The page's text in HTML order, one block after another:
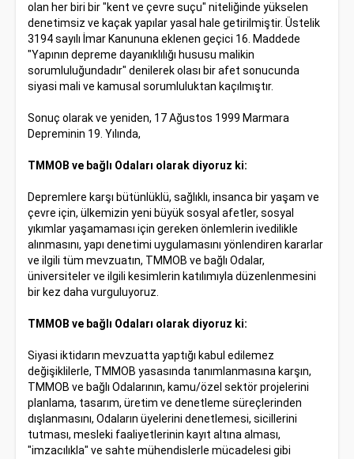
olan her biri bir "kent ve çevre suçu" niteliğinde yükselen
denetimsiz ve kaçak yapılar yasal hale getirilmiştir. Üstelik
3194 sayılı İmar Kanununa eklenen geçici 16. Maddede
"Yapının depreme dayanıklılığı hususu malikin
sorumluluğundadır" denilerek olası bir afet sonucunda
siyasi mali ve kamusal sorumluluktan kaçılmıştır.
Sonuç olarak ve yeniden, 17 Ağustos 1999 Marmara
Depreminin 19. Yılında,
TMMOB ve bağlı Odaları olarak diyoruz ki:
Depremlere karşı bütünlüklü, sağlıklı, insanca bir yaşam ve
çevre için, ülkemizin yeni büyük sosyal afetler, sosyal
yıkımlar yaşamaması için gereken önlemlerin ivedilikle
alınmasını, yapı denetimi uygulamasını yönlendiren kararlar
ve ilgili tüm mevzuatın, TMMOB ve bağlı Odalar,
üniversiteler ve ilgili kesimlerin katılımıyla düzenlenmesini
bir kez daha vurguluyoruz.
TMMOB ve bağlı Odaları olarak diyoruz ki:
Siyasi iktidarın mevzuatta yaptığı kabul edilemez
değişiklilerle, TMMOB yasasında tanımlanmasına karşın,
TMMOB ve bağlı Odalarının, kamu/özel sektör projelerini
planlama, tasarım, üretim ve denetleme süreçlerinden
dışlanmasını, Odaların üyelerini denetlemesi, sicillerini
tutması, mesleki faaliyetlerinin kayıt altına alması,
"imzacılıkla" ve sahte mühendislerle mücadelesi gibi